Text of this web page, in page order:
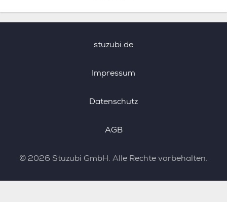
stuzubi.de
Impressum
Datenschutz
AGB
© 2026 Stuzubi GmbH. Alle Rechte vorbehalten.